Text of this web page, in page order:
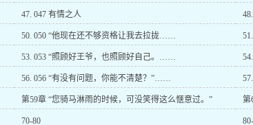
47. 047 有情之人
50. 050 “他现在还不够资格让我去拉拢……
53. 053 “照顾好王爷，也照顾好自己。……
56. 056 “有没有问题，你能不清楚？”……
第59章 “您骑马淋雨的时候，可没笑得这么惬意过。” 第
70-80